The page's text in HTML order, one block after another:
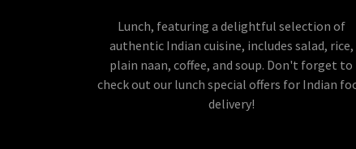
Lunch, featuring a delightful selection of
authentic Indian cuisine, includes salad, rice,
plain naan, coffee, and soup. Don't forget to
check out our lunch special offers for Indian
delivery!